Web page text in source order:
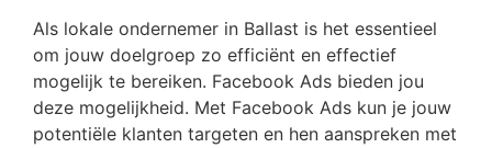
Als lokale ondernemer in Ballast is het essentieel
om jouw doelgroep zo efficiënt en effectief
mogelijk te bereiken. Facebook Ads bieden jou
deze mogelijkheid. Met Facebook Ads kun je jouw
potentiële klanten targeten en hen aanspreken met